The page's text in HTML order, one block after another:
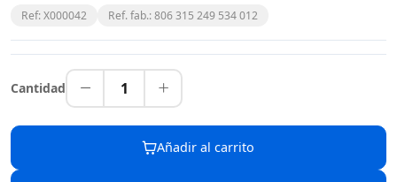
Ref: X000042 Ref. fab.: 806 315 249 534 012
Cantidad 1
Añadir al carrito